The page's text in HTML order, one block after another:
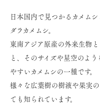
日本国内で見つかるカメム
ダラカメムシ。
東南アジア原産の外来生物
と、そのサイズや星空のよ
やすいカメムシの一種です。
様々な広葉樹の樹液や果実
ても知られています。